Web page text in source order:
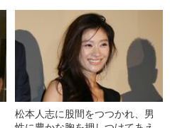
松本人志に股間をつつかれ、男